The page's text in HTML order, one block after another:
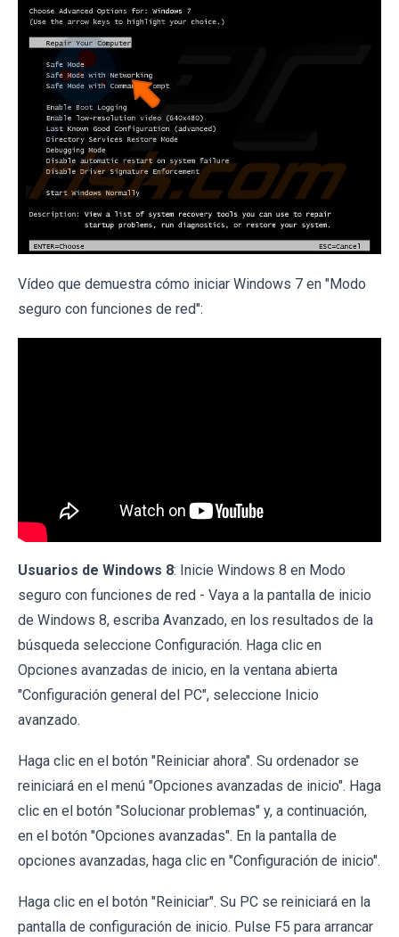
Vídeo que demuestra cómo iniciar Windows 7 en "Modo
seguro con funciones de red":
Usuarios de Windows 8: Inicie Windows 8 en Modo
seguro con funciones de red - Vaya a la pantalla de inicio
de Windows 8, escriba Avanzado, en los resultados de la
búsqueda seleccione Configuración. Haga clic en
Opciones avanzadas de inicio, en la ventana abierta
"Configuración general del PC", seleccione Inicio
avanzado.
Haga clic en el botón "Reiniciar ahora". Su ordenador se
reiniciará en el menú "Opciones avanzadas de inicio". Haga
clic en el botón "Solucionar problemas" y, a continuación,
en el botón "Opciones avanzadas". En la pantalla de
opciones avanzadas, haga clic en "Configuración de inicio".
Haga clic en el botón "Reiniciar". Su PC se reiniciará en la
pantalla de configuración de inicio. Pulse F5 para arrancar